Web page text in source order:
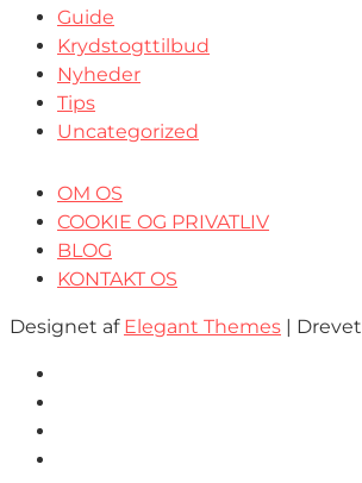
Guide
Krydstogttilbud
Nyheder
Tips
Uncategorized
OM OS
COOKIE OG PRIVATLIV
BLOG
KONTAKT OS
Designet af Elegant Themes |